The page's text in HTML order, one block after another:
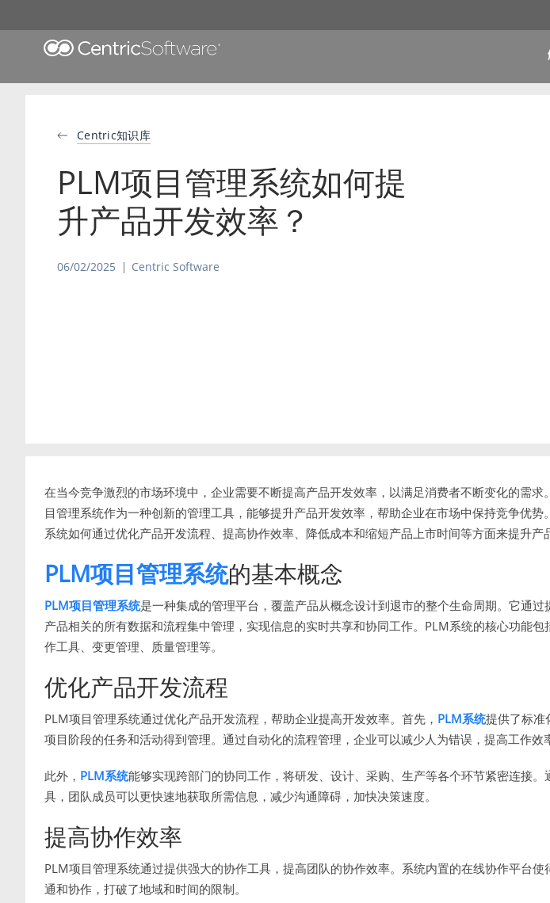
Centric知识库
PLM项目管理系统如何提
升产品开发效率？
06/02/2025 Centric Software
在当今竞争激烈的市场环境中，企业需要不断提高产品开发效率，以满足消费者不断变化的需求
目管理系统作为一种创新的管理工具，能够提升产品开发效率，帮助企业在市场中保持竞争优
系统如何通过优化产品开发流程、提高协作效率、降低成本和缩短产品上市时间等方面来提升产
PLM项目管理系统的基本概念
PLM项目管理系统是一种集成的管理平台，覆盖产品从概念设计到退市的整个生命周期。它通
产品相关的所有数据和流程集中管理，实现信息的实时共享和协同工作。PLM系统的核心功能
作工具、变更管理、质量管理等。
优化产品开发流程
PLM项目管理系统通过优化产品开发流程，帮助企业提高开发效率。首先， PLM系统提供了标准
项目阶段的任务和活动得到管理。通过自动化的流程管理，企业可以减少人为错误，提高工作效
此外， PLM系统能够实现跨部门的协同工作，将研发、设计、采购、生产等各个环节紧密连接
具，团队成员可以更快速地获取所需信息，减少沟通障碍，加快决策速度。
提高协作效率
PLM项目管理系统通过提供强大的协作工具，提高团队的协作效率。系统内置的在线协作平台
通和协作，打破了地域和时间的限制。